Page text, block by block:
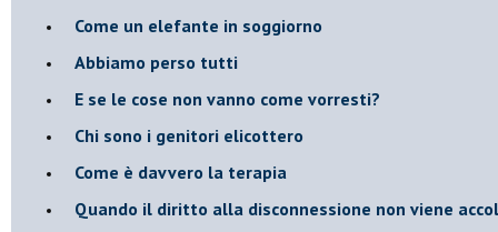
​Come un elefante in soggiorno
​Abbiamo perso tutti
E se le cose non vanno come vorresti?
​Chi sono i genitori elicottero
Come è davvero la terapia
Quando il diritto alla disconnessione non viene